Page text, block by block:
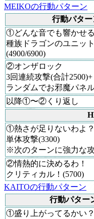
MEIKOの行動パターン
行動パタ
①どんな音でも響かせる
種族ドラゴンのユニッ
(4900/6900)
②オンザロック
3回連続攻撃(合計2500)+
ランダムでお邪魔パネ
以降①〜②くり返し
①熱さが足りないわよ？
単体攻撃(3300)
※次のターンに強力な
②情熱的に決めるわ！
クリティカル！(5700)
KAITOの行動パターン
行動パター
①盛り上がってるかい？